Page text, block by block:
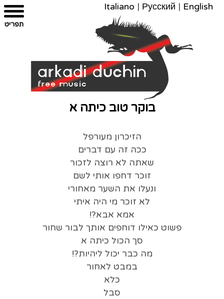
מפת
הצהרת
עבור
צרו
English
|
Русский
|
Italiano
בוקר טוב כיתה א
הזיכרון מעורפל
ככה זה עם דברים
שאתה לא רוצה לזכור
זוכר דחפו אותי לשם
ונעלו את השער מאחורי
לא זוכר מי היה איתי
אמא אבא?!
פשוט כאילו דוחפים אותך לבור שחור
סך הכול כיתה א
מה כבר יכול ליהיות?!
במבט לאחור
כלא
סבל
תפריט